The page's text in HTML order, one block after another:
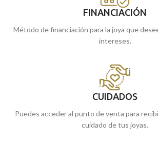
FINANCIACIÓN
Método de financiación para la joya que
intereses.
CUIDADOS
Puedes acceder al punto de venta para
cuidado de tus joyas.